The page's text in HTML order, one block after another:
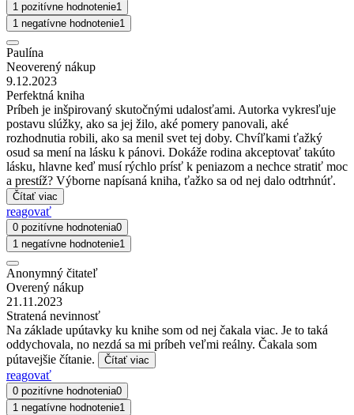
1 pozitívne hodnotenie1
1 negatívne hodnotenie1
Paulína
Neoverený nákup
9.12.2023
Perfektná kniha
Príbeh je inšpirovaný skutočnými udalosťami. Autorka vykresľuje
postavu slúžky, ako sa jej žilo, aké pomery panovali, aké
rozhodnutia robili, ako sa menil svet tej doby. Chvíľkami ťažký
osud sa mení na lásku k pánovi. Dokáže rodina akceptovať takúto
lásku, hlavne keď musí rýchlo prísť k peniazom a nechce stratiť moc
a prestíž? Výborne napísaná kniha, ťažko sa od nej dalo odtrhnúť.
Čítať viac
reagovať
0 pozitívne hodnotenia0
1 negatívne hodnotenie1
Anonymný čitateľ
Overený nákup
21.11.2023
Stratená nevinnosť
Na základe upútavky ku knihe som od nej čakala viac. Je to taká
oddychovala, no nezdá sa mi príbeh veľmi reálny. Čakala som
pútavejšie čítanie.
Čítať viac
reagovať
0 pozitívne hodnotenia0
1 negatívne hodnotenie1